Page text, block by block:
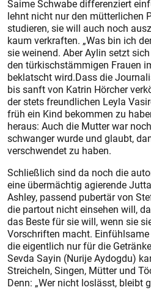
Saime Schwabe differenziert
lehnt nicht nur den mütterlichen
studieren, sie will auch noch
kaum verkraften. „Was bin ich
sie weinend. Aber Aylin setzt
den türkischstämmigen Frauen
beklatscht wird.Dass die
bis sanft von Katrin Hörcher
der stets freundlichen Leyla
früh ein Kind bekommen zu
heraus: Auch die Mutter war
schwanger wurde und glaubt,
verschwendet zu haben.
Schließlich sind da noch die
eine übermächtig agierende
Ashley, passend pubertär von
die partout nicht einsehen will,
das Beste für sie will, wenn sie
Vorschriften macht.
die eigentlich nur für die
Sevda Sayin (Nurije Aydogdu)
Streicheln, Singen, Mütter und
Denn: „Wer nicht loslässt, bleibt